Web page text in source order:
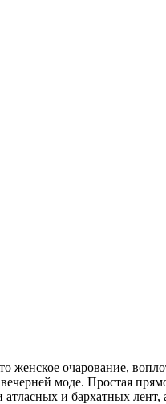
женское очарование,
моде. Простая
и бархатных